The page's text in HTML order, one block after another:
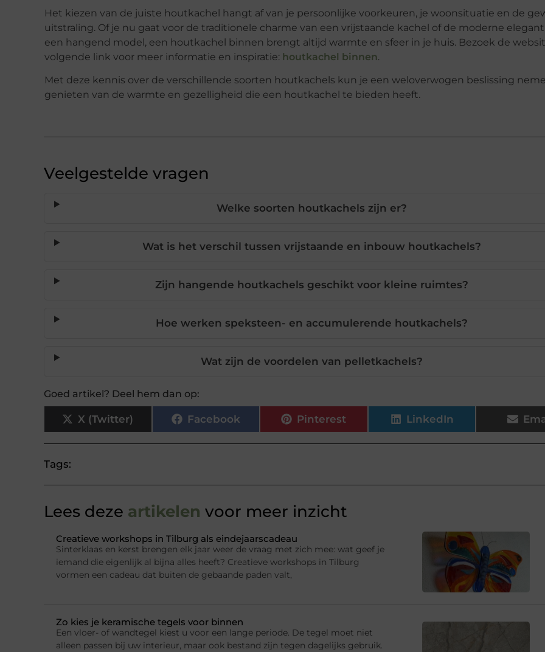
Het kiezen van de juiste houtkachel hangt af van je persoonlijke voorkeuren, je woonsituatie en de
uitstraling. Of je nu gaat voor de traditionele charme van een vrijstaande kachel of de moderne
een hangend model, een houtkachel binnen brengt altijd warmte en sfeer in je huis. Bezoek de
volgende link voor meer informatie en inspiratie: houtkachel binnen.
Met deze kennis over de verschillende soorten houtkachels kun je een weloverwogen beslissing
genieten van de warmte en gezelligheid die een houtkachel te bieden heeft.
Veelgestelde vragen
Welke soorten houtkachels zijn er?
Wat is het verschil tussen vrijstaande en inbouw houtkachels?
Zijn hangende houtkachels geschikt voor kleine ruimtes?
Hoe werken speksteen- en accumulerende houtkachels?
Wat zijn de voordelen van pelletkachels?
Goed artikel? Deel hem dan op:
X (Twitter) Facebook Pinterest LinkedIn
Tags:
Lees deze artikelen voor meer inzicht
Creatieve workshops in Tilburg als eindejaarscadeau
Sinterklaas en kerst brengen elk jaar weer de vraag met zich mee: wat geef je
iemand die eigenlijk al bijna alles heeft? Creatieve workshops in Tilburg
vormen een cadeau dat buiten de gebaande paden valt,
Zo kies je keramische tegels voor binnen
Een vloer- of wandtegel kiest u voor een lange periode. De tegel moet niet
alleen passen bij uw interieur, maar ook bestand zijn tegen dagelijks gebruik.